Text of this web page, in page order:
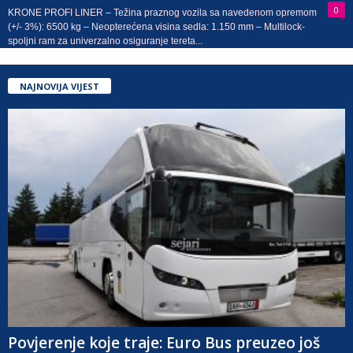
0
KRONE PROFI LINER – Težina praznog vozila sa navedenom opremom
(+/- 3%): 6500 kg – Neopterećena visina sedla: 1.150 mm – Multilock-
spoljni ram za univerzalno osiguranje tereta...
NAJNOVIJA VIJEST
Povjerenje koje traje: Euro Bus preuzeo još